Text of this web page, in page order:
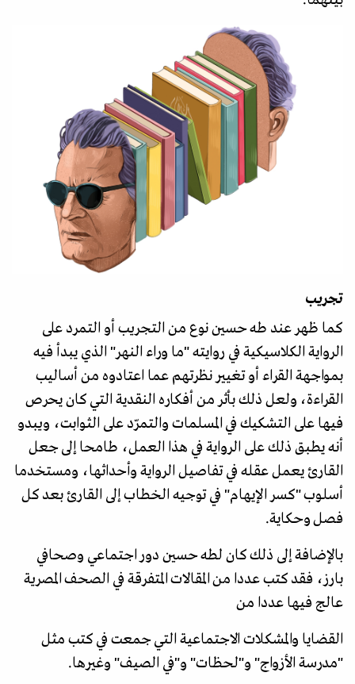
تجريب
كما ظهر عند طه حسين نوع من التجريب أو التمرد على
الرواية الكلاسيكية في روايته "ما وراء النهر" الذي يبدأ فيه
بمواجهة القراء أو تغيير نظرتهم عما اعتادوه من أساليب
القراءة، ولعل ذلك بأثر من أفكاره النقدية التي كان يحرص
فيها على التشكيك في المسلمات والتمرّد على الثوابت، ويبدو
أنه يطبق ذلك على الرواية في هذا العمل، طامحا إلى جعل
القارئ يعمل عقله في تفاصيل الرواية وأحداثها، ومستخدما
أسلوب "كسر الإيهام" في توجيه الخطاب إلى القارئ بعد كل
فصل وحكاية.
بالإضافة إلى ذلك كان لطه حسين دور اجتماعي وصحافي
بارز، فقد كتب عددا من المقالات المتفرقة في الصحف المصرية
عالج فيها عددا من
القضايا والمشكلات الاجتماعية التي جمعت في كتب مثل
"مدرسة الأزواج" و"لحظات" و"في الصيف" وغيرها.